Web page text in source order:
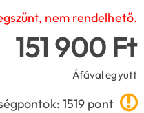
nem rendelhető.
151 900 Ft
Áfával együtt
1519 pont